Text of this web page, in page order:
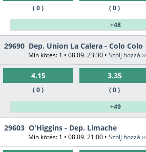
( 0 ) ( 0 )
+48
29690 Dep. Union La Calera - Colo Colo
Min kötés: 1 • 08.09. 23:30 • Szólj hozzá ››
4.15
( 0 )
3.35
( 0 )
+49
29603 O'Higgins - Dep. Limache
Min kötés: 1 • 08.09. 21:00 • Szólj hozzá ››